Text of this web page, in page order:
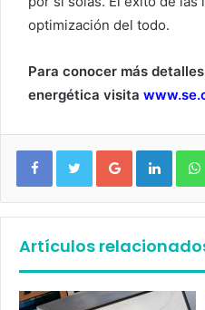
optimización del todo.
Para conocer más
energética visita
Google+ LinkedIn
Artículos